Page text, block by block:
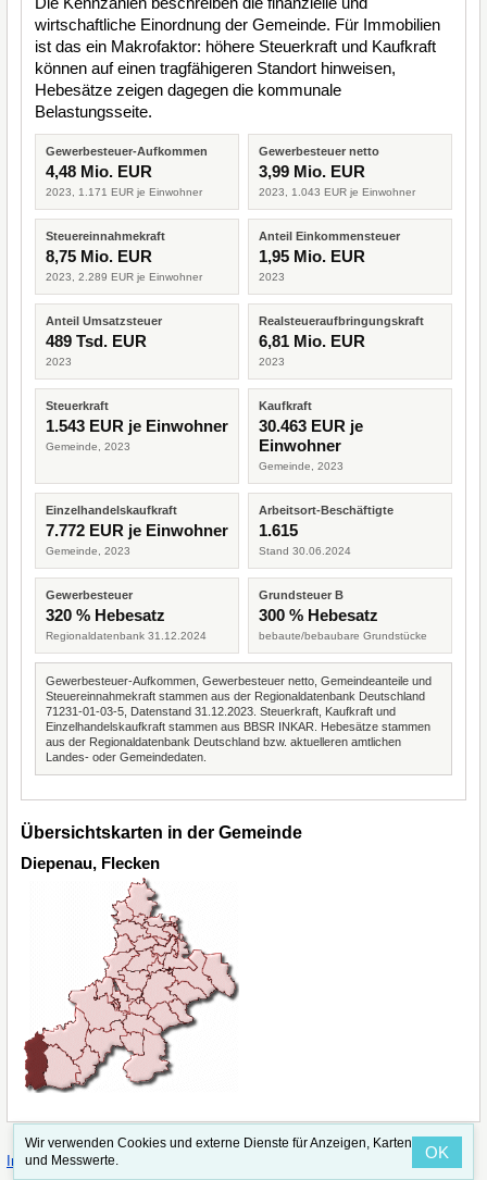
wirtschaftliche Einordnung der Gemeinde. Für Immobilien
ist das ein Makrofaktor: höhere Steuerkraft und Kaufkraft
können auf einen tragfähigeren Standort hinweisen,
Hebesätze zeigen dagegen die kommunale
Belastungsseite.
Gewerbesteuer-Aufkommen
4,48 Mio. EUR
2023, 1.171 EUR je Einwohner
Gewerbesteuer netto
3,99 Mio. EUR
2023, 1.043 EUR je Einwohner
Steuereinnahmekraft
8,75 Mio. EUR
2023, 2.289 EUR je Einwohner
Anteil Einkommensteuer
1,95 Mio. EUR
2023
Anteil Umsatzsteuer
489 Tsd. EUR
2023
Realsteueraufbringungskraft
6,81 Mio. EUR
2023
Steuerkraft
1.543 EUR je Einwohner
Gemeinde, 2023
Kaufkraft
30.463 EUR je
Einwohner
Gemeinde, 2023
Einzelhandelskaufkraft
7.772 EUR je Einwohner
Gemeinde, 2023
Arbeitsort-Beschäftigte
1.615
Stand 30.06.2024
Gewerbesteuer
320 % Hebesatz
Regionaldatenbank 31.12.2024
Grundsteuer B
300 % Hebesatz
bebaute/bebaubare Grundstücke
Gewerbesteuer-Aufkommen, Gewerbesteuer netto, Gemeindeanteile und
Steuereinnahmekraft stammen aus der Regionaldatenbank Deutschland
71231-01-03-5, Datenstand 31.12.2023. Steuerkraft, Kaufkraft und
Einzelhandelskaufkraft stammen aus BBSR INKAR. Hebesätze stammen
aus der Regionaldatenbank Deutschland bzw. aktuelleren amtlichen
Landes- oder Gemeindedaten.
Übersichtskarten in der Gemeinde
Diepenau, Flecken
Impressum·Straßenindex
Wir verwenden Cookies und externe Dienste für Anzeigen, Karten
und Messwerte.
OK